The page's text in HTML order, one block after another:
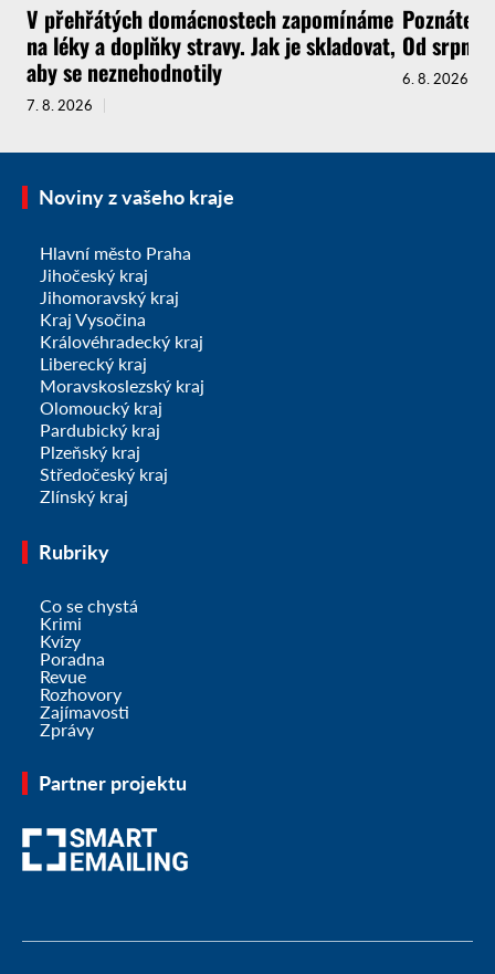
V přehřátých domácnostech zapomínáme
na léky a doplňky stravy. Jak je skladovat,
aby se neznehodnotily
7. 8. 2026
Poznáte,
Od srpna
6. 8. 2026
Noviny z vašeho kraje
Hlavní město Praha
Jihočeský kraj
Jihomoravský kraj
Kraj Vysočina
Královéhradecký kraj
Liberecký kraj
Moravskoslezský kraj
Olomoucký kraj
Pardubický kraj
Plzeňský kraj
Středočeský kraj
Zlínský kraj
Rubriky
Co se chystá
Krimi
Kvízy
Poradna
Revue
Rozhovory
Zajímavosti
Zprávy
Partner projektu